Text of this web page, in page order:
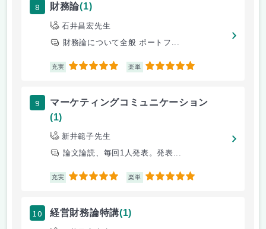
8 財務論(1)
石井昌宏先生
財務論について全般 ポートフ...
充実 5 楽単 5
9
マーケティングコミュニケーション
(1)
新井範子先生
論文論読、毎回1人発表。発表...
充実 5 楽単 5
10 経営財務論特講(1)